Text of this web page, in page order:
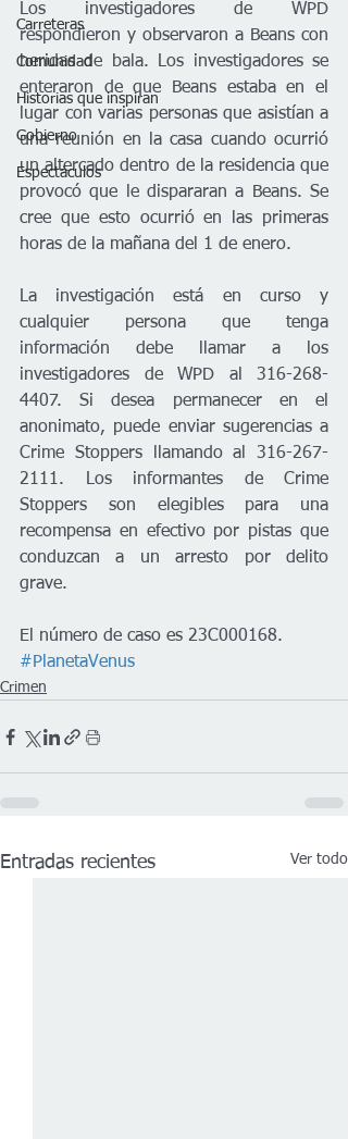
Carreteras
Comunidad
Historias que inspiran
Gobierno
Espectáculos
Los investigadores de WPD
respondieron y observaron a Beans con
heridas de bala. Los investigadores se
enteraron de que Beans estaba en el
lugar con varias personas que asistían a
una reunión en la casa cuando ocurrió
un altercado dentro de la residencia que
provocó que le dispararan a Beans. Se
cree que esto ocurrió en las primeras
horas de la mañana del 1 de enero.
La investigación está en curso y
cualquier persona que tenga
información debe llamar a los
investigadores de WPD al 316-268-
4407. Si desea permanecer en el
anonimato, puede enviar sugerencias a
Crime Stoppers llamando al 316-267-
2111. Los informantes de Crime
Stoppers son elegibles para una
recompensa en efectivo por pistas que
conduzcan a un arresto por delito
grave.
El número de caso es 23C000168.
#PlanetaVenus
Crimen
Entradas recientes Ver todo